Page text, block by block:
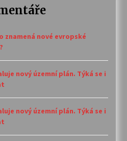
znamená nové evropské
nový územní plán. Týká se i
nový územní plán. Týká se i